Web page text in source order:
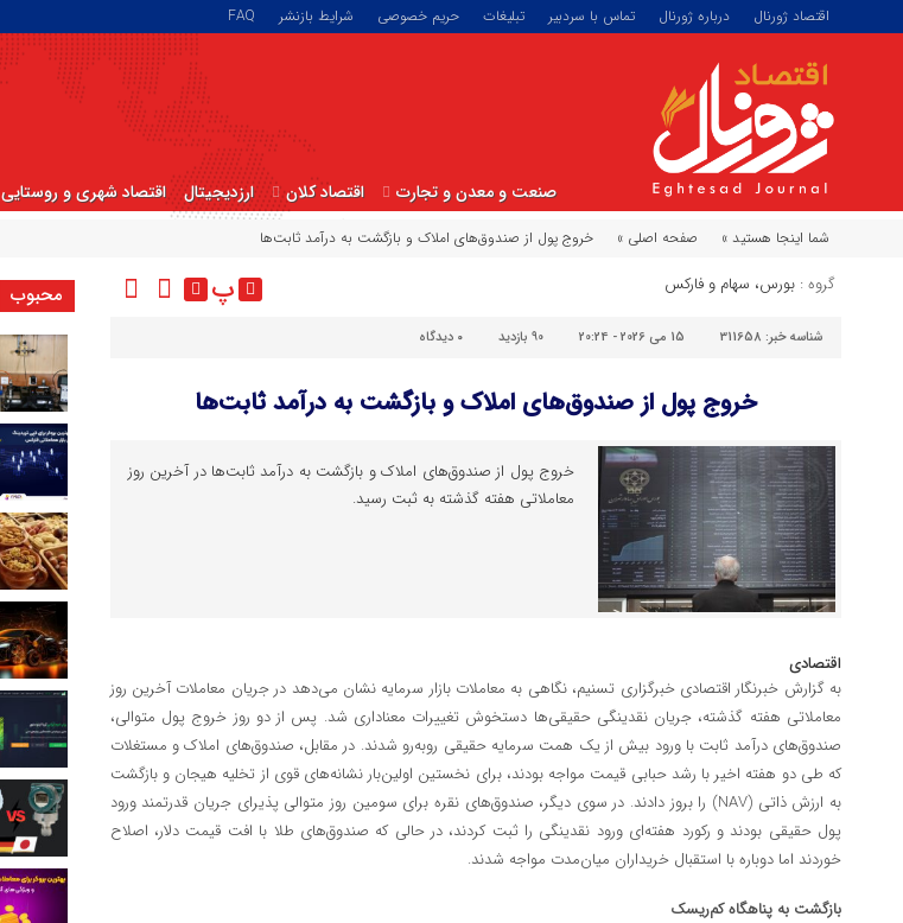
اقتصاد ژورنال درباره ژورنال تماس با سردبیر تبلیغات حریم خصوصی شرایط بازنشر FAQ
صنعت و معدن و تجارت اقتصاد کلان ارزدیجیتال اقتصاد شهری و روستایی
شما اینجا هستید » صفحه اصلی » خروج پول از صندوق‌های املاک و بازگشت به درآمد ثابت‌ها
گروه : بورس، سهام و فارکس پ
شناسه خبر: 311658 15 می 2026 - 20:24 90 بازدید ۰ دیدگاه
خروج پول از صندوق‌های املاک و بازگشت به درآمد ثابت‌ها
خروج پول از صندوق‌های املاک و بازگشت به درآمد ثابت‌ها در آخرین روز
معاملاتی هفته گذشته به ثبت رسید.
اقتصادی
به گزارش خبرنگار اقتصادی خبرگزاری تسنیم، نگاهی به معاملات بازار سرمایه نشان می‌دهد در جریان معاملات آخرین روز
معاملاتی هفته گذشته، جریان نقدینگی حقیقی‌ها دستخوش تغییرات معناداری شد. پس از دو روز خروج پول متوالی،
صندوق‌های درآمد ثابت با ورود بیش از یک همت سرمایه حقیقی روبه‌رو شدند. در مقابل، صندوق‌های املاک و مستغلات
که طی دو هفته اخیر با رشد حبابی قیمت مواجه بودند، برای نخستین اولین‌بار نشانه‌های قوی از تخلیه هیجان و بازگشت
به ارزش ذاتی (NAV) را بروز دادند. در سوی دیگر، صندوق‌های نقره برای سومین روز متوالی پذیرای جریان قدرتمند ورود
پول حقیقی بودند و رکورد هفته‌ای ورود نقدینگی را ثبت کردند، در حالی که صندوق‌های طلا با افت قیمت دلار، اصلاح
خوردند اما دوباره با استقبال خریداران میان‌مدت مواجه شدند.
بازگشت به پناهگاه کم‌ریسک
محبوب